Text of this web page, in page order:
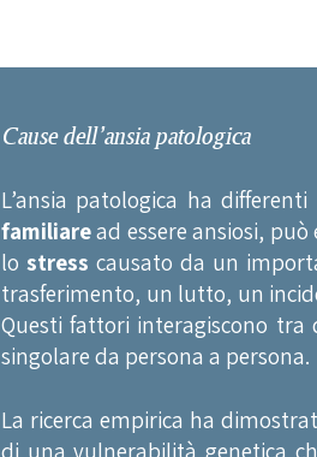
Cause dell’ansia patologica
L’ansia patologica ha
familiaread essere ansiosi, può
lo stress causato da un
trasferimento, un lutto, un
Questi fattori interagiscono
singolare da persona a persona.
La ricerca empirica ha
di una vulnerabilità genetica